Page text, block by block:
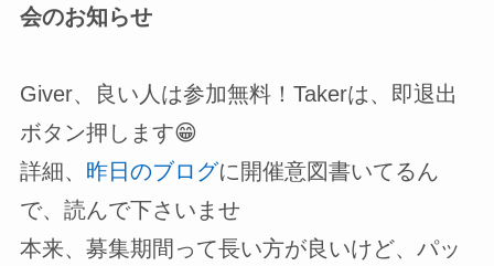
会のお知らせ
Giver、良い人は参加無料！Takerは、即退出
ボタン押します😁
詳細、 昨日のブログに開催意図書いてるん
で、読んで下さいませ
本来、募集期間って長い方が良いけど、パッ